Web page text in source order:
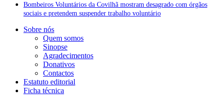
Bombeiros Voluntários da Covilhã mostram desagrado com órgãos
sociais e pretendem suspender trabalho voluntário
Sobre nós
Quem somos
Sinopse
Agradecimentos
Donativos
Contactos
Estatuto editorial
Ficha técnica